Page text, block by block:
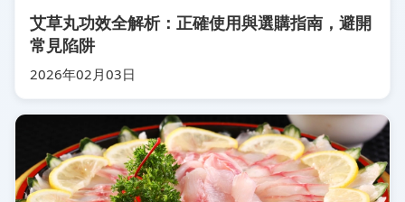
艾草丸功效全解析：正確使用與選購指南，避開
常見陷阱
2026年02月03日